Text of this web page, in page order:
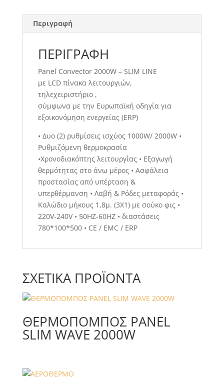
Περιγραφή
ΠΕΡΙΓΡΑΦΉ
Panel Convector 2000W – SLIM LINE
με LCD πίνακα λειτουργιών,
τηλεχειριστήριο ,
σύμφωνα με την Ευρωπαϊκή οδηγία για
εξοικονόμηση ενεργείας (ERP)
• Δυο (2) ρυθμίσεις ισχύος 1000W/ 2000W •
Ρυθμιζόμενη θερμοκρασία
•Χρονοδιακόπτης λειτουργίας • Εξαγωγή
θερμότητας στο άνω μέρος • Ασφάλεια
προστασίας από υπέρταση &
υπερθέρμανση • Λαβή & Ρόδες μεταφοράς •
Καλώδιο μήκους 1,8μ. (3Χ1) με σούκο φις •
220V-240V • 50HZ-60HZ • διαστάσεις
780*100*500 • CE / EMC / ERP
ΣΧΕΤΙΚΆ ΠΡΟΪΌΝΤΑ
ΘΕΡΜΟΠΟΜΠΟΣ PANEL
SLIM WAVE 2000W